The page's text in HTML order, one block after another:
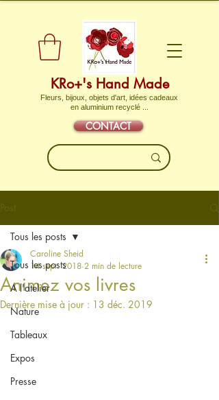
KRo+'s Hand Made
Fleurs, bijoux, objets d'art, idées cadeaux
en aluminium recyclé ...
CONTACT
Post
Tous les posts
A l'atelier
Nature
Tableaux
Expos
Presse
Tous les posts
Animez vos livres
Caroline Sheid
14 sept. 2018 2 min de lecture
Dernière mise à jour : 13 déc. 2019